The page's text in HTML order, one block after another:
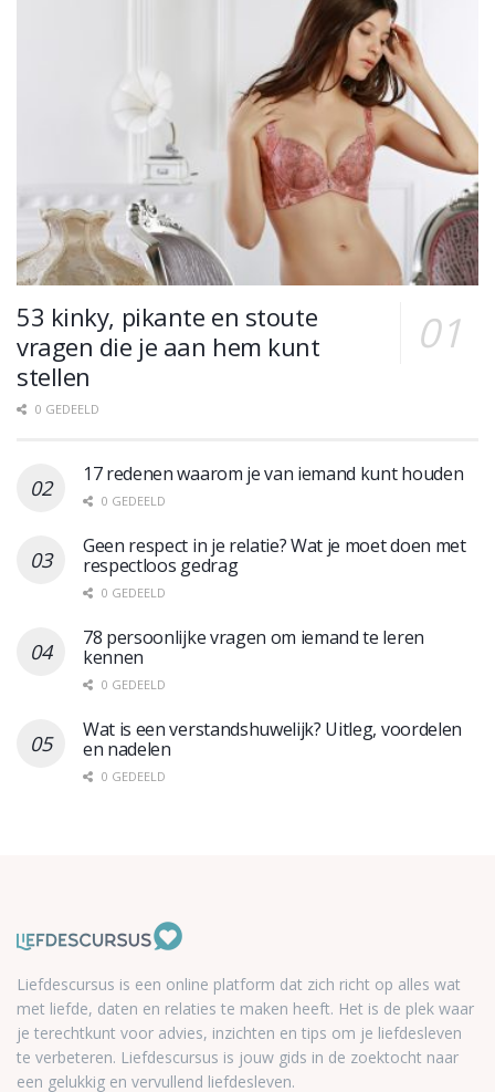
53 kinky, pikante en stoute
vragen die je aan hem kunt
stellen
0 GEDEELD
17 redenen waarom je van iemand kunt houden
0 GEDEELD
Geen respect in je relatie? Wat je moet doen met
respectloos gedrag
0 GEDEELD
78 persoonlijke vragen om iemand te leren
kennen
0 GEDEELD
Wat is een verstandshuwelijk? Uitleg, voordelen
en nadelen
0 GEDEELD
Liefdescursus is een online platform dat zich richt op alles wat
met liefde, daten en relaties te maken heeft. Het is de plek waar
je terechtkunt voor advies, inzichten en tips om je liefdesleven
te verbeteren. Liefdescursus is jouw gids in de zoektocht naar
een gelukkig en vervullend liefdesleven.